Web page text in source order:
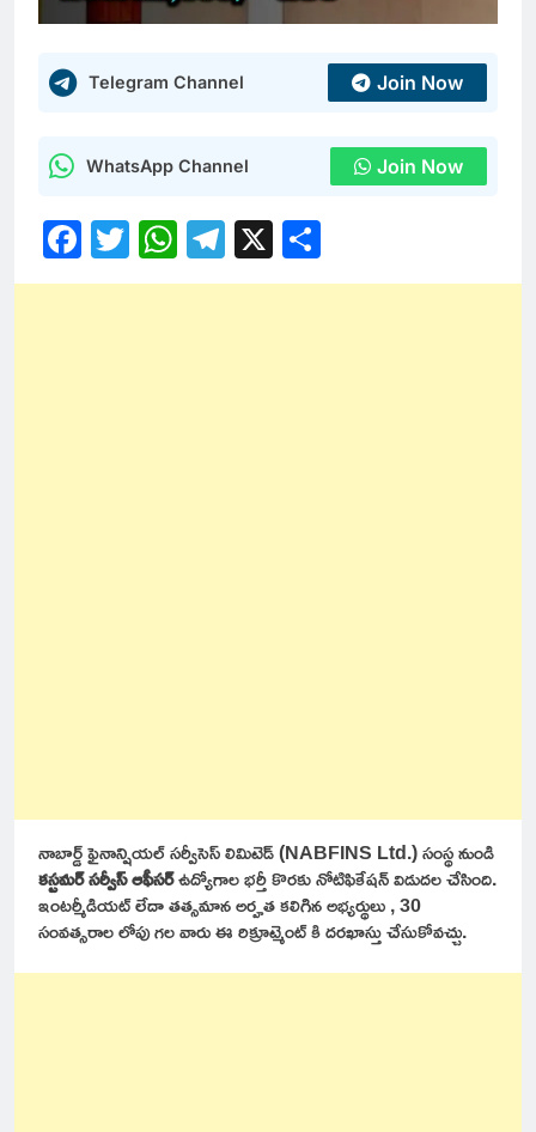
Telegram Channel Join Now
WhatsApp Channel Join Now
Facebook
Twitter
WhatsApp
Telegram
X
నాబార్డ్ ఫైనాన్షియల్ సర్వీసెస్ లిమిటెడ్ (NABFINS Ltd.) సంస్థ నుండి
కస్టమర్ సర్వీస్ ఆఫీసర్ఉద్యోగాల భర్తీ కొరకు నోటిఫికేషన్ విడుదల చేసింది.
ఇంటర్మీడియట్ లేదా తత్సమాన అర్హత కలిగిన అభ్యర్థులు , 30
సంవత్సరాల లోపు గల వారు ఈ రిక్రూట్మెంట్ కి దరఖాస్తు చేసుకోవచ్చు.